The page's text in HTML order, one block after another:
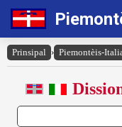
Prinsipal › Piemontèis-